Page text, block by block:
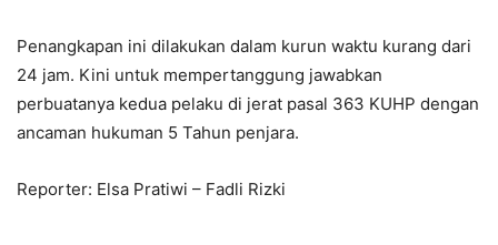
Penangkapan ini dilakukan dalam kurun waktu kurang dari
24 jam. Kini untuk mempertanggung jawabkan
perbuatanya kedua pelaku di jerat pasal 363 KUHP dengan
ancaman hukuman 5 Tahun penjara.
Reporter: Elsa Pratiwi – Fadli Rizki